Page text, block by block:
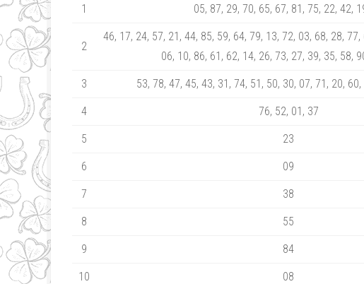
1 05, 87, 29, 70, 65, 67, 81, 75, 22, 42,
2
46, 17, 24, 57, 21, 44, 85, 59, 64, 79, 13, 72, 03, 68, 28,
06, 10, 86, 61, 62, 14, 26, 73, 27, 39, 35, 58,
3 53, 78, 47, 45, 43, 31, 74, 51, 50, 30, 07, 71, 20,
4 76, 52, 01, 37
5 23
6 09
7 38
8 55
9 84
10 08